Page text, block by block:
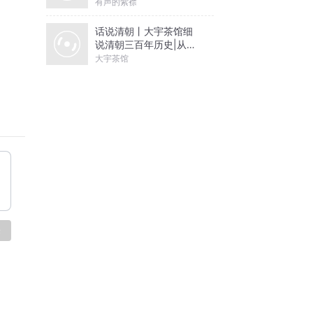
话说清朝丨大宇茶馆细
说清朝三百年历史|从努
尔哈赤到末代皇帝溥仪|
大宇茶馆